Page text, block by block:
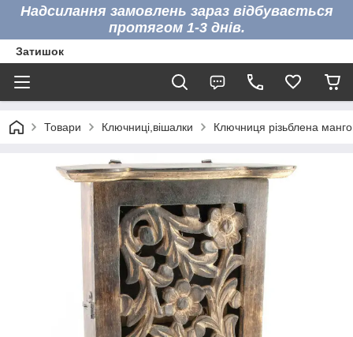
Надсилання замовлень зараз відбувається
протягом 1-3 днів.
Затишок
Товари Ключниці,вішалки Ключниця різьблена